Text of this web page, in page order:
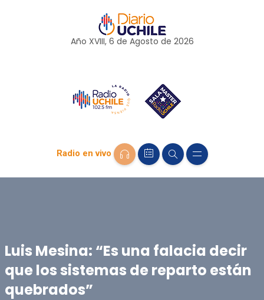
Año XVIII, 6 de Agosto de 2026
Radio en vivo
Luis Mesina: “Es una falacia decir
que los sistemas de reparto están
quebrados”